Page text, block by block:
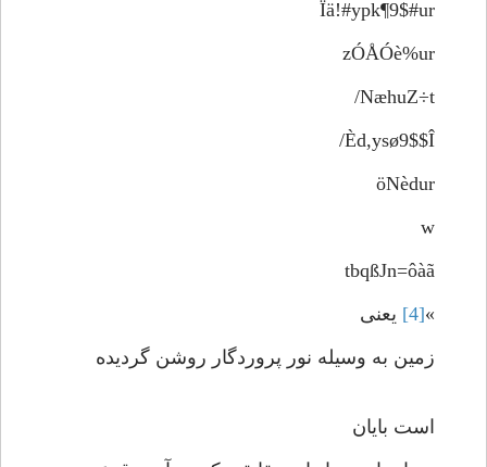
Ïä!#ypk¶9$#ur
zÓÅÓè%ur
NæhuZ÷t/
Èd,ysø9$$Î/
öNèdur
w
tbqßJn=ôàã
»
[4]
یعنی
زمین به وسیله نور پروردگار روشن گردیده
است بایان